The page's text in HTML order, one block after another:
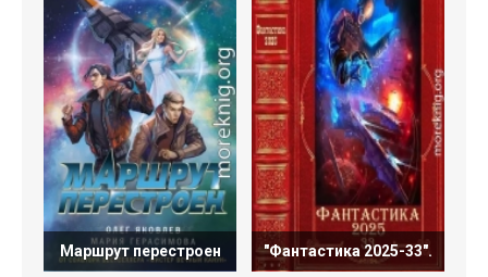
Маршрут перестроен "Фантастика 2025-33".